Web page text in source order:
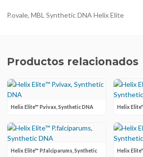
P.ovale, MBL Synthetic DNA Helix Elite
Productos relacionados
Helix Elite™ P.vivax, Synthetic DNA Helix
Helix Elite™ P.falciparums, Synthetic
Helix